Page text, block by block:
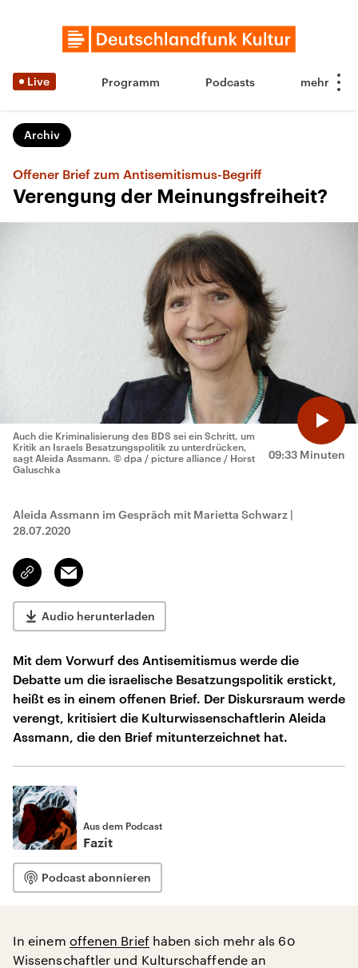
Live Programm Podcasts
Archiv
Offener Brief zum Antisemitismus-Begriff
Verengung der Meinungsfreiheit?
09:33 Minuten
Auch die Kriminalisierung des BDS sei ein Schritt, um
Kritik an Israels Besatzungspolitik zu unterdrücken,
sagt Aleida Assmann. © dpa / picture alliance / Horst
Galuschka
Aleida Assmann im Gespräch mit Marietta Schwarz |
28.07.2020
Link
kopieren/teilen
Email
Audio herunterladen
Mit dem Vorwurf des Antisemitismus werde die
Debatte um die israelische Besatzungspolitik erstickt,
heißt es in einem offenen Brief. Der Diskursraum werde
verengt, kritisiert die Kulturwissenschaftlerin Aleida
Assmann, die den Brief mitunterzeichnet hat.
Aus dem Podcast
Fazit
Podcast abonnieren
In einem offenen Briefhaben sich mehr als 60
Wissenschaftler und Kulturschaffende an